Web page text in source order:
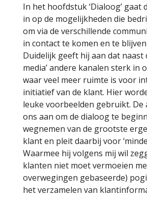
In het hoofdstuk ‘Dialoog’ gaat
in op de mogelijkheden die
om via de verschillende
in contact te komen en te
Duidelijk geeft hij aan dat naast
media’ andere kanalen sterk in
waar veel meer ruimte is voor
initiatief van de klant. Hier
leuke voorbeelden gebruikt.
ons aan om de dialoog te
wegnemen van de grootste
klant en pleit daarbij voor
Waarmee hij volgens mij wil
klanten niet moet vermoeien
overwegingen gebaseerde)
het verzamelen van